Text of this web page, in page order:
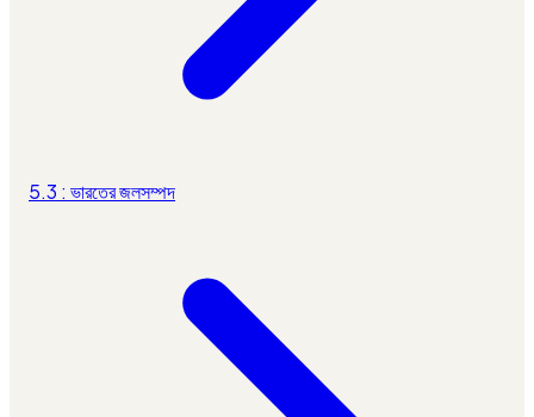
5.3 : ভারতের জলসম্পদ